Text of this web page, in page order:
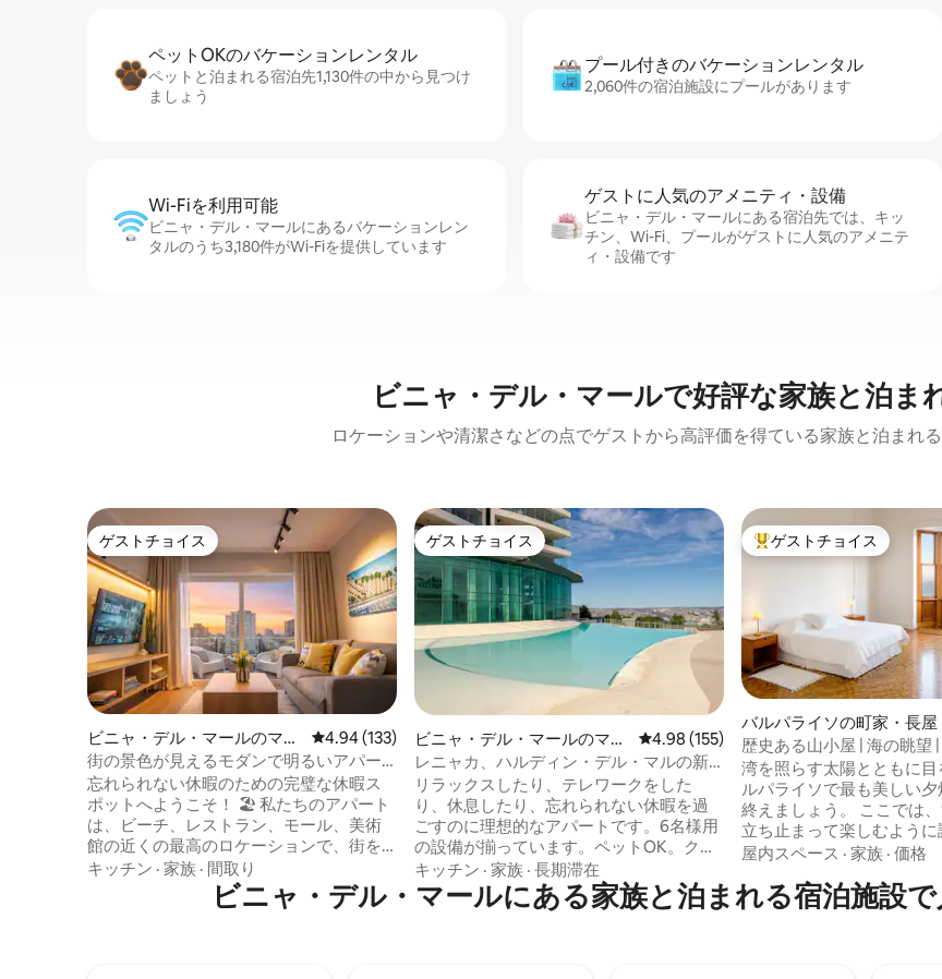
ペットOKのバ⁠ケ⁠ー⁠シ⁠ョ⁠ンレ⁠ン⁠タ⁠ル
ペットと泊まれる宿泊先1,130件の中から見つけ
ましょう
プール付きのバ⁠ケ⁠ー⁠シ⁠ョ⁠ンレ⁠ン⁠タ⁠ル
2,060件の宿泊施設にプールがあります
Wi-Fiを利⁠用⁠可⁠能
ビニャ・デル・マールにあるバケーションレン
タルのうち3,180件がWi-Fiを提供しています
ゲストに人⁠気⁠のア⁠メ⁠ニ⁠テ⁠ィ・設⁠備
ビニャ・デル・マールにある宿泊先では、キッ
チン、Wi-Fi、プールがゲストに人気のアメニテ
ィ・設備です
ビニャ・デル・マールで好評な家族と泊ま
ロケーションや清潔さなどの点でゲストから高評価を得ている家族と泊まれ
ゲストチョイス
ゲストチョイス
ビニャ・デル・マールのマン
ション・アパート
レビュー133件、5つ星中4.94つ星の平均評価
4.94 (133)
街の景色が見えるモダンで明るいアパー
ト
忘れられない休暇のための完璧な休暇ス
ポットへようこそ！ 🏖️ 私たちのアパート
は、ビーチ、レストラン、モール、美術
館の近くの最高のロケーションで、街を
探索するのに最適な、快適さとスタイル
を提供しています。 🌅 主な特徴は次のと
キッチン · 家族 · 間取り
ゲストチョイス
ゲストチョイス
ビニャ・デル・マールのマン
ション・アパート
レビュー155件、5つ星中4.98つ星の平均
4.98 (155)
レニャカ、ハルディン・デル・マルの新
しいアパート。360度の眺め
リラックスしたり、テレワークをした
り、休息したり、忘れられない休暇を過
ごすのに理想的なアパートです。6名様用
の設備が揃っています。ペットOK。クイ
ーンベッドとフルバスルームを備えた2つ
の寝室。リビングルームに快適なダブル
サイズのソファベッドがあります。どこ
キッチン · 家族 · 長期滞在
大好評のゲストチョイスで
ゲストチョイス
バルパライソの町家・長屋
歴史ある山小屋 | 海の眺望
レ
湾を照らす太陽とともに
ルパライソで最も美しい
終えましょう。 ここでは、すべての窓が
立ち止まって楽しむように
す。 • セロ・アレグレにあ
ルの寄木張りの床の寝室
しい庭園が見渡せます。 •
屋内スペース · 家族 · 価格
ビニャ・デル・マールにある家族と泊まれる宿泊施設